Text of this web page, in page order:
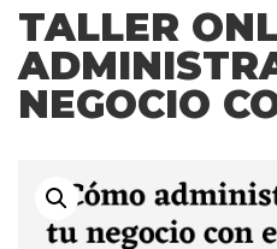
TALLER
NEGOCIO